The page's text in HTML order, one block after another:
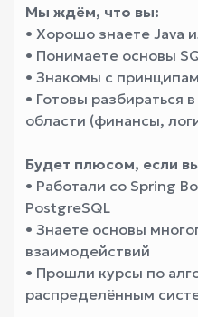
Мы ждём, что вы:
• Хорошо знаете Java
• Понимаете основы
• Знакомы с
• Готовы разбираться
области (финансы,
Будет плюсом, если
• Работали со Spring
PostgreSQL
• Знаете основы
взаимодействий
• Прошли курсы по
распределённым